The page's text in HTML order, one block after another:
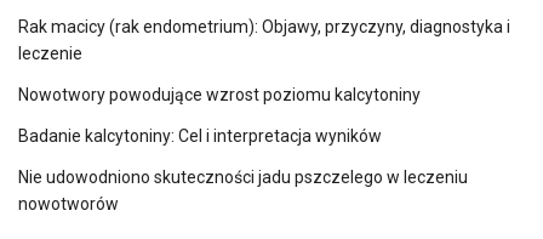
Rak macicy (rak endometrium): Objawy, przyczyny, diagnostyka i
leczenie
Nowotwory powodujące wzrost poziomu kalcytoniny
Badanie kalcytoniny: Cel i interpretacja wyników
Nie udowodniono skuteczności jadu pszczelego w leczeniu
nowotworów